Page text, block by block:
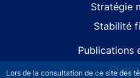
Lors de la consultation de ce site des
Stratégie
Stabilité
Publications